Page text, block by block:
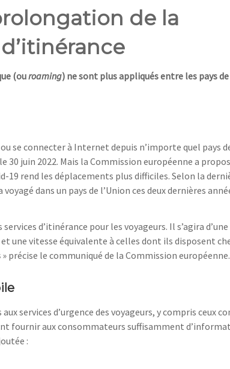
de la
(ouroaming) ne sont plus appliqués entre les pays de
se connecter à Internet depuis n’importe quel pays
30 juin 2022. Mais la Commission européenne a
19 rend les déplacements plus difficiles. Selon la
dans un pays de l’Union ces deux dernières
d’itinérance pour les voyageurs. Il s’agira d’une
une vitesse équivalente à celles dont ils disposent
» précise le communiqué de la Commission européenne.
services d’urgence des voyageurs, y compris ceux
fournir aux consommateurs suffisamment
: